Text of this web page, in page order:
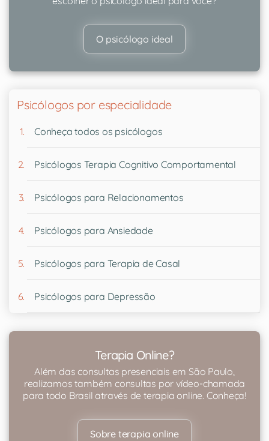
O psicólogo ideal
Psicólogos por especialidade
Conheça todos os psicólogos
Psicólogos Terapia Cognitivo Comportamental
Psicólogos para Relacionamentos
Psicólogos para Ansiedade
Psicólogos para Terapia de Casal
Psicólogos para Depressão
Terapia Online?
Além das consultas presenciais em São Paulo,
realizamos também consultas por vídeo-chamada
para todo Brasil através de terapia online. Conheça!
Sobre terapia online